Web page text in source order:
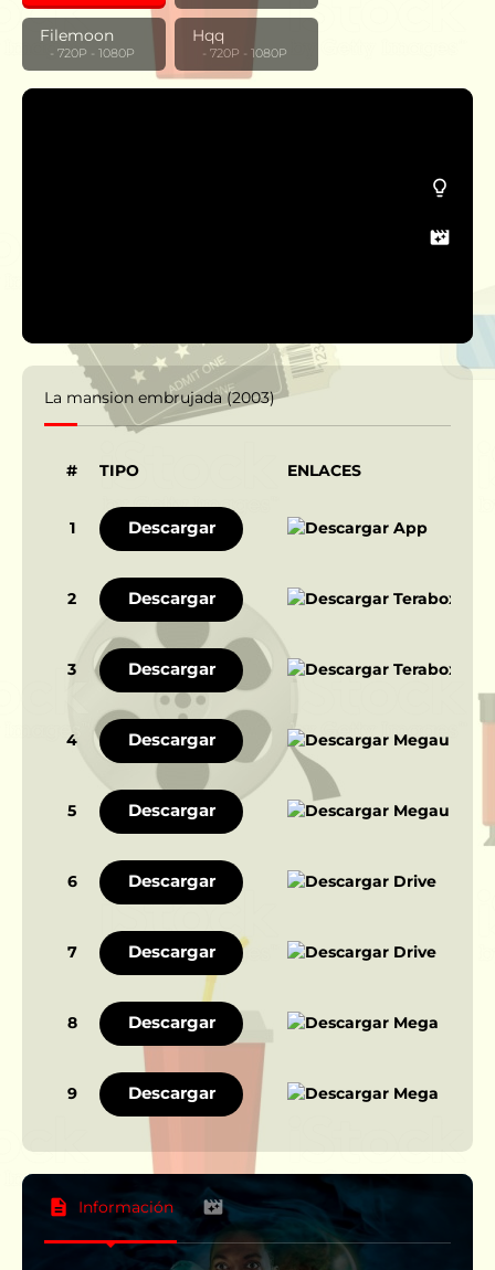
Filemoon
‎ ‎ ‎ - 720P - 1080P
Hqq
‎ ‎ ‎ - 720P - 1080P
La mansion embrujada (2003)
# TIPO ENLACES
1 Descargar
2 Descargar
3 Descargar
4 Descargar
5 Descargar
6 Descargar
7 Descargar
8 Descargar
9 Descargar
Información